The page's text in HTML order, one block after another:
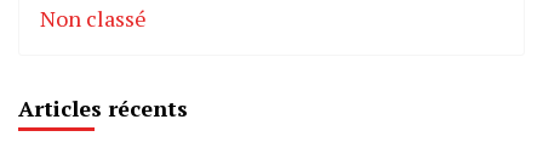
Non classé
Articles récents